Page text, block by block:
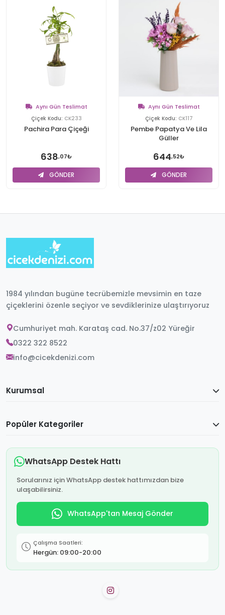
Aynı Gün Teslimat
Çiçek Kodu: CK233
Pachira Para Çiçeği
638,07₺
GÖNDER
Aynı Gün Teslimat
Çiçek Kodu: CK117
Pembe Papatya Ve Lila
Güller
644,52₺
GÖNDER
1984 yılından bugüne tecrübemizle mevsimin en taze
çiçeklerini özenle seçiyor ve sevdiklerinize ulaştırıyoruz
Cumhuriyet mah. Karataş cad. No.37/z02 Yüreğir
0322 322 8522
info@cicekdenizi.com
Kurumsal
Popüler Kategoriler
WhatsApp Destek Hattı
Sorularınız için WhatsApp destek hattımızdan bize
ulaşabilirsiniz.
WhatsApp'tan Mesaj Gönder
Çalışma Saatleri:
Hergün: 09:00-20:00